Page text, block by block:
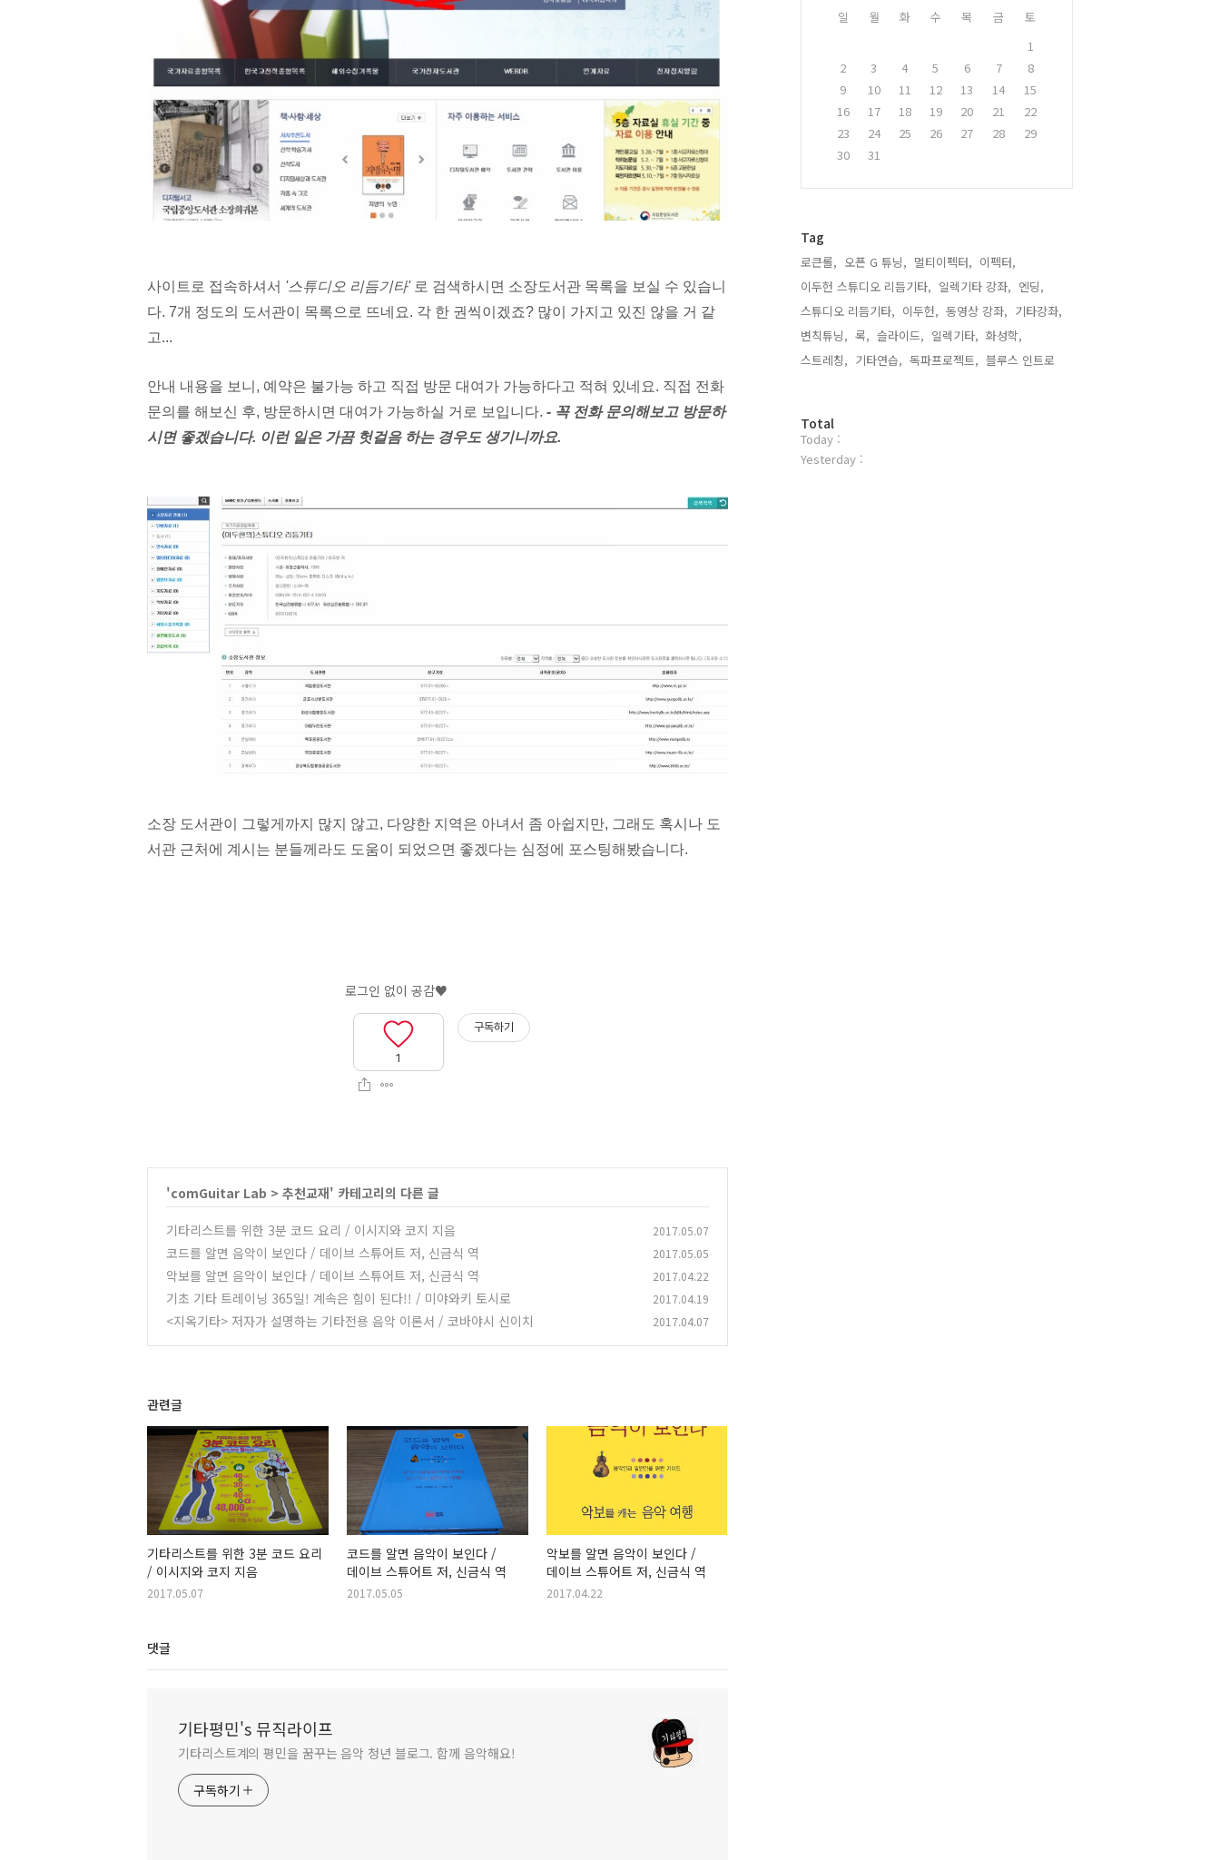
사이트로 접속하셔서 '스튜디오 리듬기타'로 검색하시면 소장도서관 목록을 보실 수 있습니
다. 7개 정도의 도서관이 목록으로 뜨네요. 각 한 권씩이겠죠? 많이 가지고 있진 않을 거 같
고...
안내 내용을 보니, 예약은 불가능 하고 직접 방문 대여가 가능하다고 적혀 있네요. 직접 전화
문의를 해보신 후, 방문하시면 대여가 가능하실 거 로 보입니다. - 꼭 전화 문의해보고 방문하
시면 좋겠습니다. 이런 일은 가끔 헛걸음 하는 경우도 생기니까요.
소장 도서관이 그렇게까지 많지 않고, 다양한 지역은 아녀서 좀 아쉽지만, 그래도 혹시나 도
서관 근처에 계시는 분들께라도 도움이 되었으면 좋겠다는 심정에 포스팅해봤습니다.
1
구독하기
'comGuitar Lab > 추천교재' 카테고리의 다른 글
기타리스트를 위한 3분 코드 요리 / 이시지와 코지 지음 2017.05.07
코드를 알면 음악이 보인다 / 데이브 스튜어트 저, 신금식 역 2017.05.05
악보를 알면 음악이 보인다 / 데이브 스튜어트 저, 신금식 역 2017.04.22
기초 기타 트레이닝 365일! 계속은 힘이 된다!! / 미야와키 토시로 2017.04.19
<지옥기타> 저자가 설명하는 기타전용 음악 이론서 / 코바야시 신이치 2017.04.07
관련글
기타리스트를 위한 3분 코드 요리
/ 이시지와 코지 지음
2017.05.07
코드를 알면 음악이 보인다 /
데이브 스튜어트 저, 신금식 역
2017.05.05
악보를 알면 음악이 보인다 /
데이브 스튜어트 저, 신금식 역
2017.04.22
댓글
기타평민's 뮤직라이프
기타리스트계의 평민을 꿈꾸는 음악 청년 블로그. 함께 음악해요!
구독하기
일 월 화 수 목 금
토
1
2
3 4 5 6 7
8
9
10 11 12 13 14
15
16
17 18 19 20 21
22
23
24 25 26 27 28
29
30
31
Tag
로큰롤, 오픈 G 튜닝, 멀티이펙터, 이펙터,
이두헌 스튜디오 리듬기타, 일렉기타 강좌, 엔딩,
스튜디오 리듬기타, 이두헌, 동영상 강좌, 기타강좌,
변칙튜닝, 록, 슬라이드, 일렉기타, 화성학,
스트레칭, 기타연습, 독파프로젝트, 블루스 인트로,
방
문
자
Total
Today :
Yesterday :